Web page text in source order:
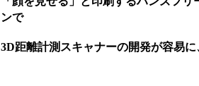
ンで
3D距離計測スキャナーの開発が容易